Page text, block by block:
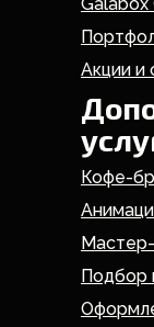
Кофе-
Акции и
Подбор